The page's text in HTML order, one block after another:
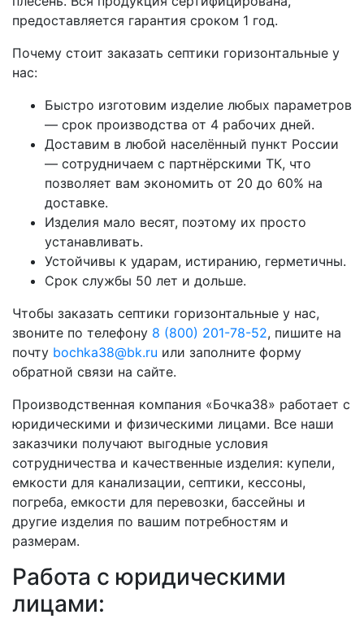
предоставляется гарантия сроком 1 год.
Почему стоит заказать септики горизонтальные у
нас:
Быстро изготовим изделие любых параметров
— срок производства от 4 рабочих дней.
Доставим в любой населённый пункт России
— сотрудничаем с партнёрскими ТК, что
позволяет вам экономить от 20 до 60% на
доставке.
Изделия мало весят, поэтому их просто
устанавливать.
Устойчивы к ударам, истиранию, герметичны.
Срок службы 50 лет и дольше.
Чтобы заказать септики горизонтальные у нас,
звоните по телефону 8 (800) 201-78-52, пишите на
почту bochka38@bk.ru или заполните форму
обратной связи на сайте.
Производственная компания «Бочка38» работает с
юридическими и физическими лицами. Все наши
заказчики получают выгодные условия
сотрудничества и качественные изделия: купели,
емкости для канализации, септики, кессоны,
погреба, емкости для перевозки, бассейны и
другие изделия по вашим потребностям и
размерам.
Работа с юридическими
лицами: